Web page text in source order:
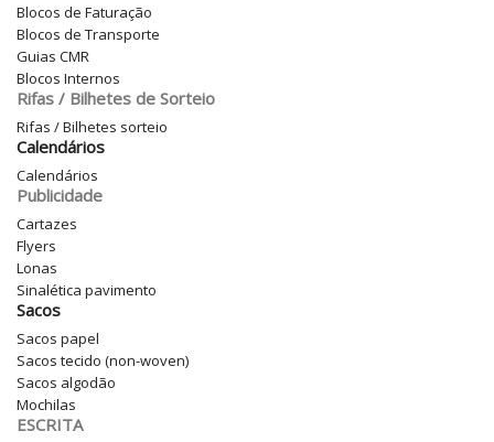
Blocos de Faturação
Blocos de Transporte
Guias CMR
Blocos Internos
Rifas / Bilhetes de Sorteio
Rifas / Bilhetes sorteio
Calendários
Calendários
Publicidade
Cartazes
Flyers
Lonas
Sinalética pavimento
Sacos
Sacos papel
Sacos tecido (non-woven)
Sacos algodão
Mochilas
ESCRITA